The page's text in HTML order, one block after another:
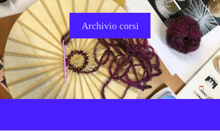
Archivio corsi